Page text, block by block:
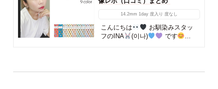
14.2mm 1day 度入り 度なし
こんにちは
お馴染みスタッ
フのINA
(이나) です ...